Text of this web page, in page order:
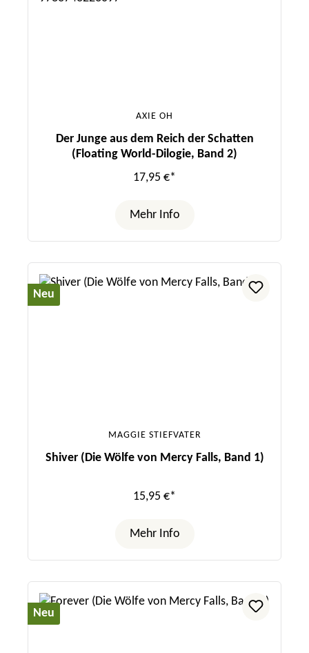
AXIE OH
Der Junge aus dem Reich der Schatten
(Floating World-Dilogie, Band 2)
17,95 €*
Mehr Info
Neu
MAGGIE STIEFVATER
Shiver (Die Wölfe von Mercy Falls, Band 1)
15,95 €*
Mehr Info
Neu